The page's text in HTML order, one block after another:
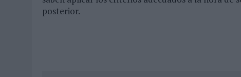
posterior.